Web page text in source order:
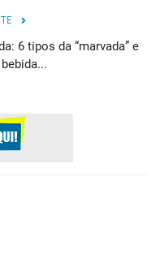
6 tipos da “marvada” e